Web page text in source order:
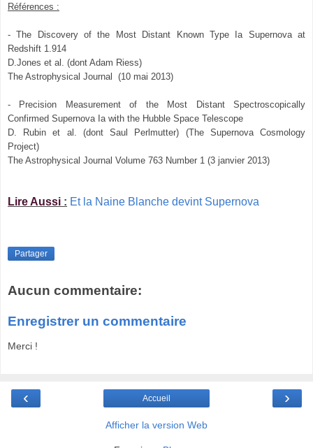
Références :
- The Discovery of the Most Distant Known Type Ia Supernova at
Redshift 1.914
D.Jones et al. (dont Adam Riess)
The Astrophysical Journal (10 mai 2013)
- Precision Measurement of the Most Distant Spectroscopically
Confirmed Supernova Ia with the Hubble Space Telescope
D. Rubin et al. (dont Saul Perlmutter) (The Supernova Cosmology
Project)
The Astrophysical Journal Volume 763 Number 1 (3 janvier 2013)
Lire Aussi : Et la Naine Blanche devint Supernova
Partager
Aucun commentaire:
Enregistrer un commentaire
Merci !
‹ ›
Accueil
Afficher la version Web